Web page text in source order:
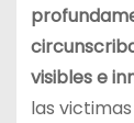
visibles e
las